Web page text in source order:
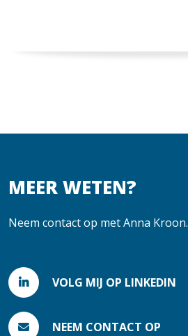
MEER WETEN?
Neem contact op met Anna Kroon.
VOLG MIJ OP LINKEDIN
NEEM CONTACT OP